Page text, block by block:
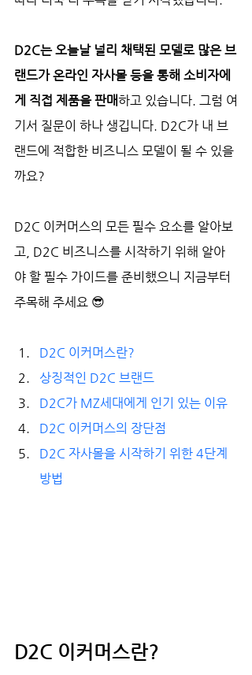
D2C는 오늘날 널리 채택된 모델로 많은 브
랜드가 온라인 자사몰 등을 통해 소비자에
게 직접 제품을 판매하고 있습니다. 그럼 여
기서 질문이 하나 생깁니다. D2C가 내 브
랜드에 적합한 비즈니스 모델이 될 수 있을
까요?
D2C 이커머스의 모든 필수 요소를 알아보
고, D2C 비즈니스를 시작하기 위해 알아
야 할 필수 가이드를 준비했으니 지금부터
주목해 주세요 😎
D2C 이커머스란?
상징적인 D2C 브랜드
D2C가 MZ세대에게 인기 있는 이유
D2C 이커머스의 장단점
D2C 자사몰을 시작하기 위한 4단계
방법
D2C 이커머스란?